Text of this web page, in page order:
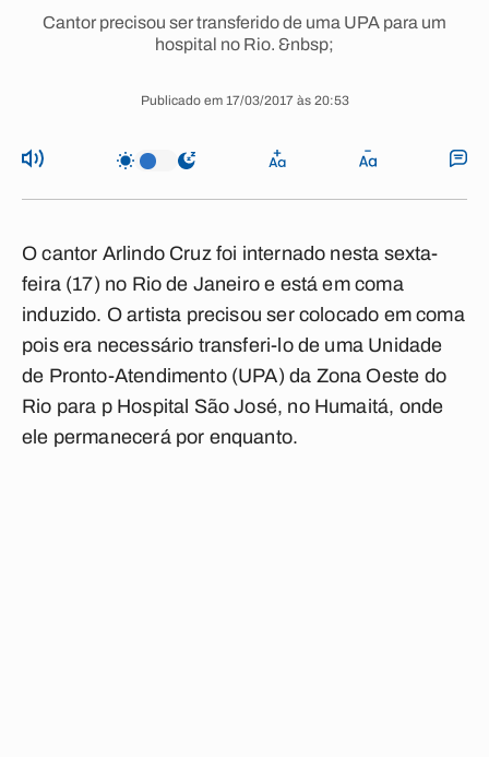
Cantor precisou ser transferido de uma UPA para um
hospital no Rio. &nbsp;
Publicado em 17/03/2017 às 20:53
O cantor Arlindo Cruz foi internado nesta sexta-
feira (17) no Rio de Janeiro e está em coma
induzido. O artista precisou ser colocado em coma
pois era necessário transferi-lo de uma Unidade
de Pronto-Atendimento (UPA) da Zona Oeste do
Rio para p Hospital São José, no Humaitá, onde
ele permanecerá por enquanto.